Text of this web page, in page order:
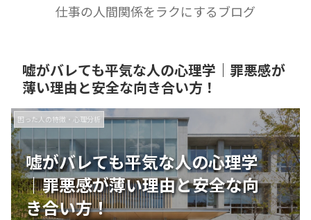
仕事の人間関係をラクにするブログ
嘘がバレても平気な人の心理学｜罪悪感が
薄い理由と安全な向き合い方！
嘘がバレても平気な人の心理学
｜罪悪感が薄い理由と安全な向
き合い方！
困った人の特徴・心理分析